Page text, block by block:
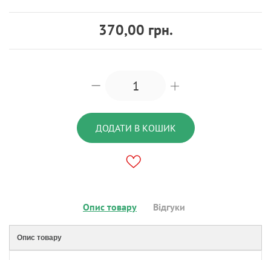
370,00 грн.
ДОДАТИ В КОШИК
Опис товару Відгуки
Опис товару